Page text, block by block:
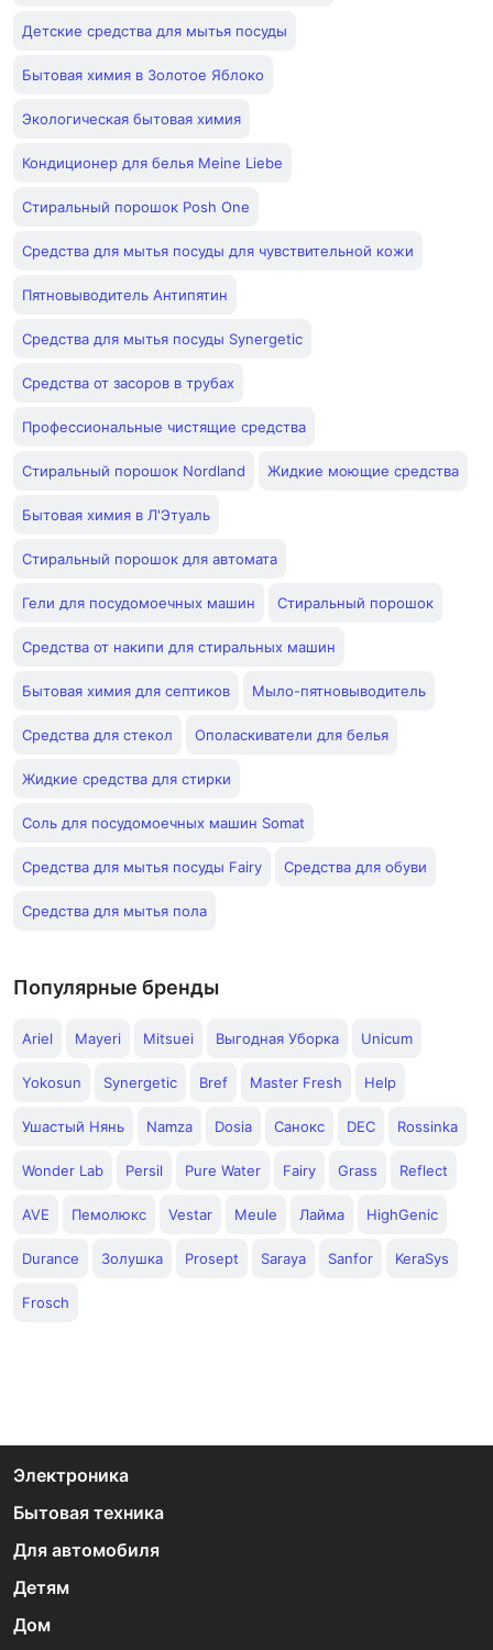
Детские средства для мытья посуды
Бытовая химия в Золотое Яблоко
Экологическая бытовая химия
Кондиционер для белья Meine Liebe
Стиральный порошок Posh One
Средства для мытья посуды для чувствительной кожи
Пятновыводитель Антипятин
Средства для мытья посуды Synergetic
Средства от засоров в трубах
Профессиональные чистящие средства
Стиральный порошок Nordland Жидкие моющие средства
Бытовая химия в Л'Этуаль
Стиральный порошок для автомата
Гели для посудомоечных машин Cтиральный порошок
Средства от накипи для стиральных машин
Бытовая химия для септиков Мыло-пятновыводитель
Средства для стекол Ополаскиватели для белья
Жидкие средства для стирки
Соль для посудомоечных машин Somat
Средства для мытья посуды Fairy Средства для обуви
Средства для мытья пола
Популярные бренды
Ariel Mayeri Mitsuei Выгодная Уборка Unicum
Yokosun Synergetic Bref Master Fresh Help
Ушастый Нянь Namza Dosia Санокс DEC Rossinka
Wonder Lab Persil Pure Water Fairy Grass Reflect
AVE Пемолюкс Vestar Meule Лайма HighGenic
Durance Золушка Prosept Saraya Sanfor KeraSys
Frosch
Электроника
Бытовая техника
Для автомобиля
Детям
Дом